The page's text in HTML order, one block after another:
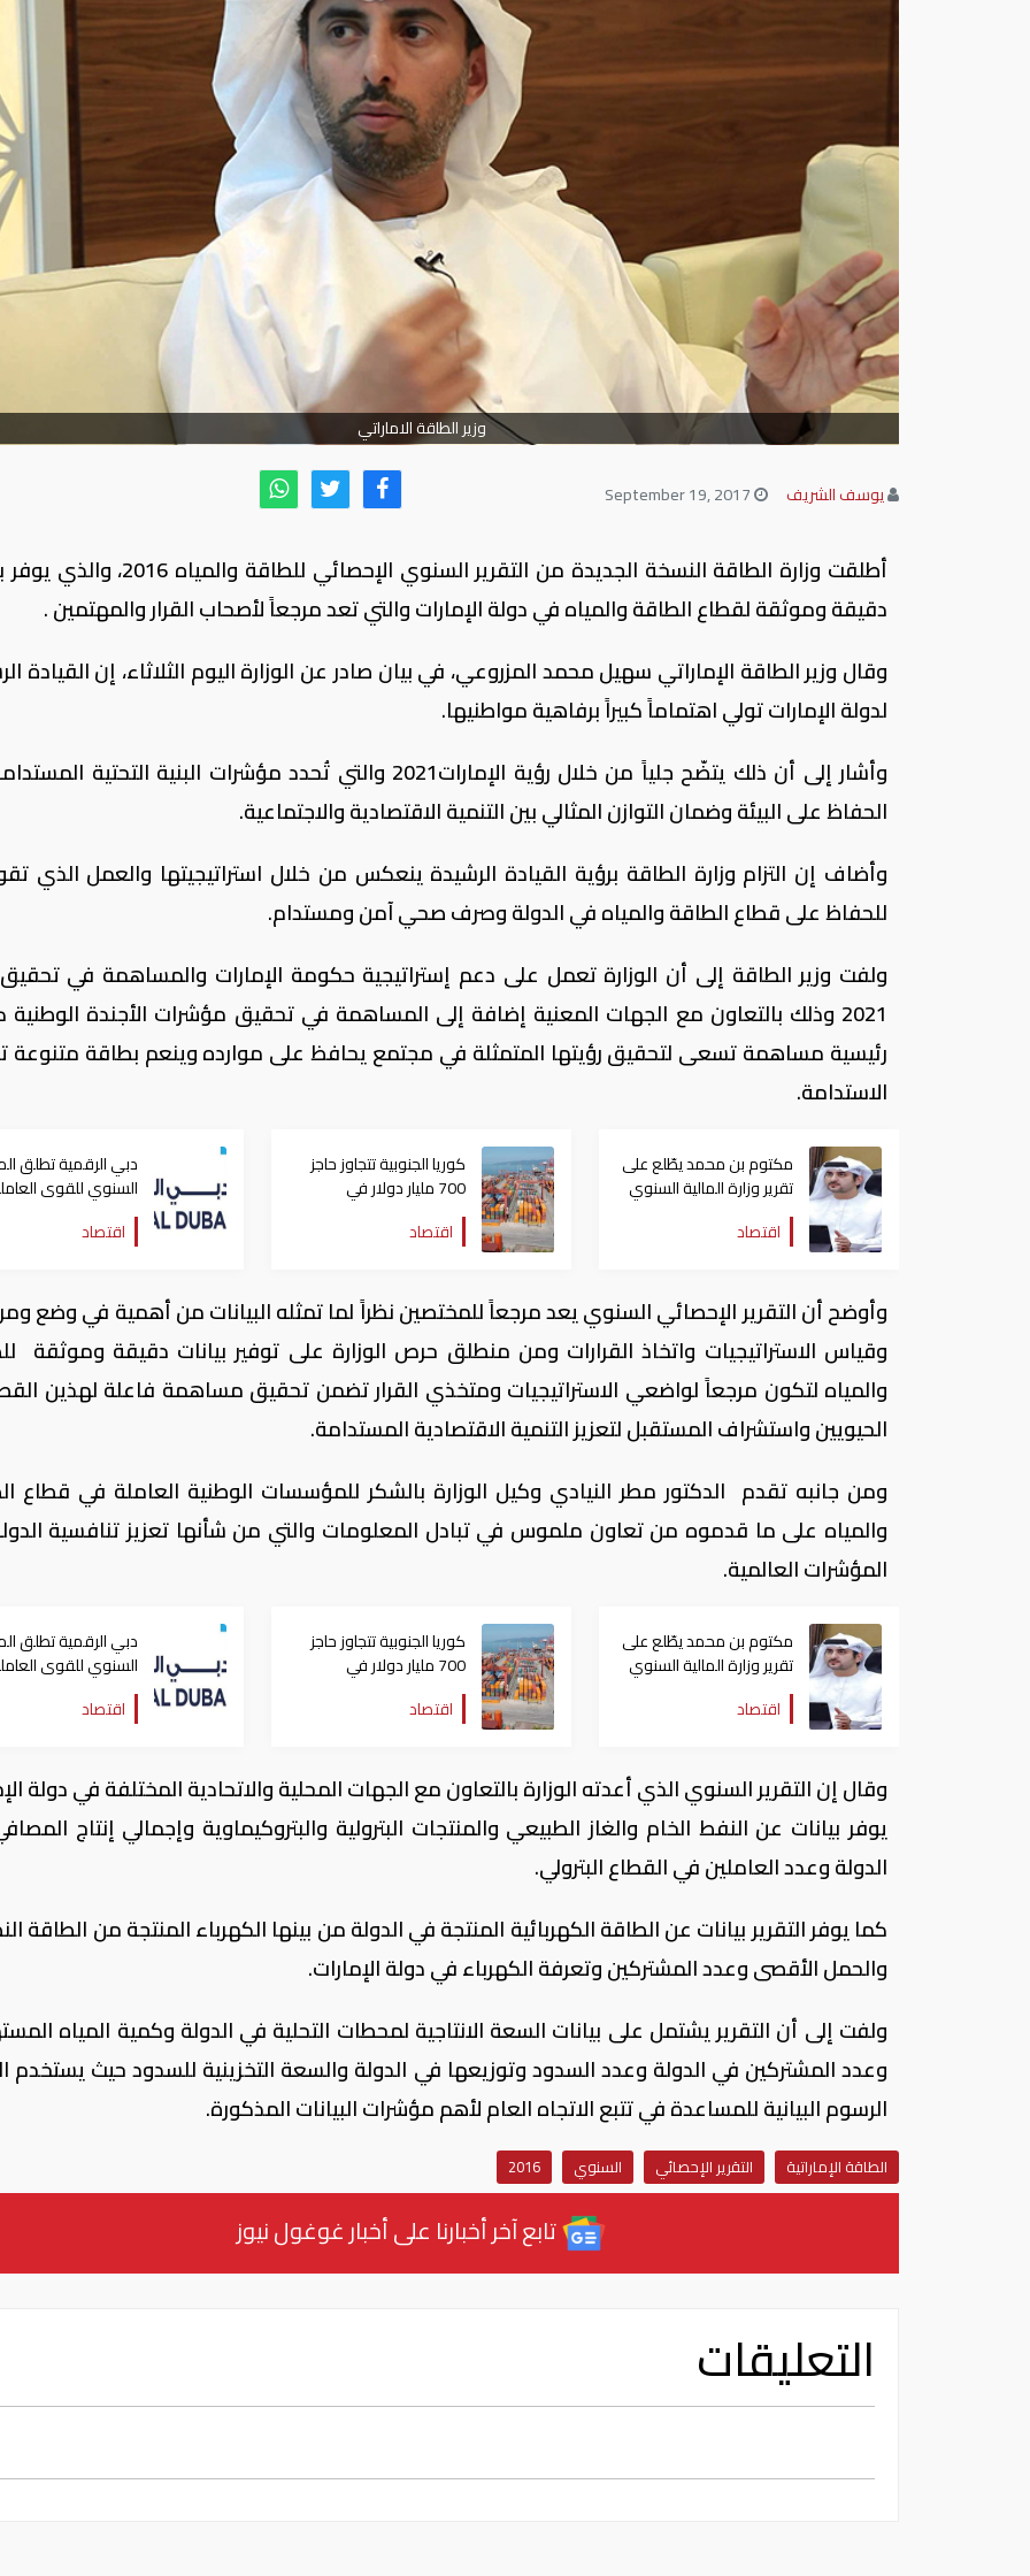
وزير الطاقة الاماراتي
يوسف الشريف
أطلقت وزارة الطاقة النسخة الجديدة من التقرير السنوي الإحصائي للطاقة
دقيقة وموثقة لقطاع الطاقة والمياه في دولة الإمارات والتي تعد مرجعاً لأصحاب القرار والمهتمين .
وقال وزير الطاقة الإماراتي سهيل محمد المزروعي، في بيان صادر عن الوزارة اليوم الثلاثاء، إن القيادة
لدولة الإمارات تولي اهتماماً كبيراً برفاهية مواطنيها.
وأشار إلى أن ذلك يتضّح جلياً من خلال رؤية الإمارات2021 والتي تُحدد مؤشرات البنية التحتية
الحفاظ على البيئة وضمان التوازن المثالي بين التنمية الاقتصادية والاجتماعية.
وأضاف إن التزام وزارة الطاقة برؤية القيادة الرشيدة ينعكس من خلال استراتيجيتها والعمل الذي
للحفاظ على قطاع الطاقة والمياه في الدولة وصرف صحي آمن ومستدام.
ولفت وزير الطاقة إلى أن الوزارة تعمل على دعم إستراتيجية حكومة الإمارات والمساهمة في
2021 وذلك بالتعاون مع الجهات المعنية إضافة إلى المساهمة في تحقيق مؤشرات الأجندة
رئيسية مساهمة تسعى لتحقيق رؤيتها المتمثلة في مجتمع يحافظ على موارده وينعم بطاقة
الاستدامة.
مكتوم بن محمد يطّلع على
تقرير وزارة المالية السنوي
مالية وتأثير عالمي"
اقتصاد
كوريا الجنوبية تتجاوز حاجز
700 مليار دولار في
الصادرات السنوية للمرة
الأولى
اقتصاد
دبي الرقمية تطلق
السنوي للقوى
بالإمارة 2025
اقتصاد
وأوضح أن التقرير الإحصائي السنوي يعد مرجعاً للمختصين نظراً لما تمثله البيانات من أهمية في وضع
وقياس الاستراتيجيات واتخاذ القرارات ومن منطلق حرص الوزارة على توفير بيانات دقيقة وموثقة
والمياه لتكون مرجعاً لواضعي الاستراتيجيات ومتخذي القرار تضمن تحقيق مساهمة فاعلة لهذين
الحيويين واستشراف المستقبل لتعزيز التنمية الاقتصادية المستدامة.
ومن جانبه تقدم الدكتور مطر النيادي وكيل الوزارة بالشكر للمؤسسات الوطنية العاملة في قطاع
والمياه على ما قدموه من تعاون ملموس في تبادل المعلومات والتي من شأنها تعزيز تنافسية
المؤشرات العالمية.
مكتوم بن محمد يطّلع على
تقرير وزارة المالية السنوي
مالية وتأثير عالمي"
اقتصاد
كوريا الجنوبية تتجاوز حاجز
700 مليار دولار في
الصادرات السنوية للمرة
الأولى
اقتصاد
دبي الرقمية تطلق
السنوي للقوى
بالإمارة 2025
اقتصاد
وقال إن التقرير السنوي الذي أعدته الوزارة بالتعاون مع الجهات المحلية والاتحادية المختلفة في دولة
يوفر بيانات عن النفط الخام والغاز الطبيعي والمنتجات البترولية والبتروكيماوية وإجمالي إنتاج
الدولة وعدد العاملين في القطاع البترولي.
كما يوفر التقرير بيانات عن الطاقة الكهربائية المنتجة في الدولة من بينها الكهرباء المنتجة من الطاقة
والحمل الأقصى وعدد المشتركين وتعرفة الكهرباء في دولة الإمارات.
ولفت إلى أن التقرير يشتمل على بيانات السعة الانتاجية لمحطات التحلية في الدولة وكمية المياه
وعدد المشتركين في الدولة وعدد السدود وتوزيعها في الدولة والسعة التخزينية للسدود حيث يستخدم
الرسوم البيانية للمساعدة في تتبع الاتجاه العام لأهم مؤشرات البيانات المذكورة.
الطاقة الإماراتية التقرير الإحصائي السنوي 2016
تابع آخر أخبارنا على أخبار غوغول نيوز
التعليقات